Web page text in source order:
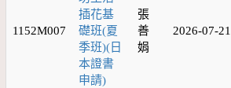
1152M007
插花基
礎班(夏
季班)(日
本證書
申請)
張
善
娟
2026-07-21